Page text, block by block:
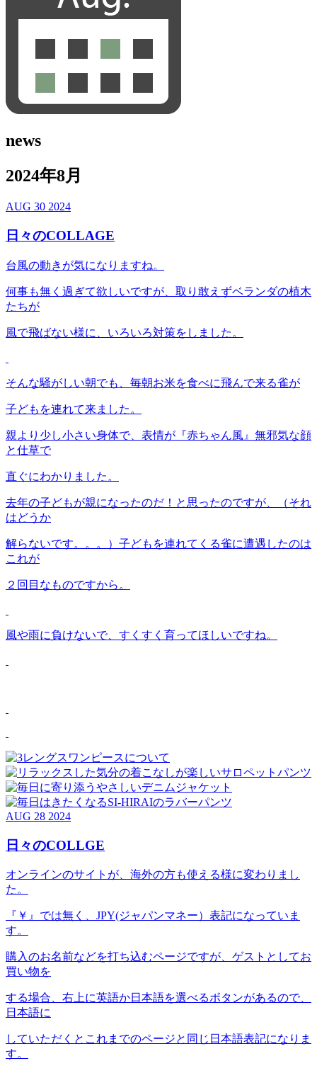
news
2024年8月
AUG 30 2024
日々のCOLLAGE
台風の動きが気になりますね。
何事も無く過ぎて欲しいですが、取り敢えずベランダの植木
たちが
風で飛ばない様に、いろいろ対策をしました。
そんな騒がしい朝でも、毎朝お米を食べに飛んで来る雀が
子どもを連れて来ました。
親より少し小さい身体で、表情が『赤ちゃん風』無邪気な顔
と仕草で
直ぐにわかりました。
去年の子どもが親になったのだ！と思ったのですが、（それ
はどうか
解らないです。。。）子どもを連れてくる雀に遭遇したのは
これが
２回目なものですから。
風や雨に負けないで、すくすく育ってほしいですね。
AUG 28 2024
日々のCOLLGE
オンラインのサイトが、海外の方も使える様に変わりまし
た。
『￥』では無く、JPY(ジャパンマネー）表記になっていま
す。
購入のお名前などを打ち込むページですが、ゲストとしてお
買い物を
する場合、右上に英語か日本語を選べるボタンがあるので、
日本語に
していただくとこれまでのページと同じ日本語表記になりま
す。